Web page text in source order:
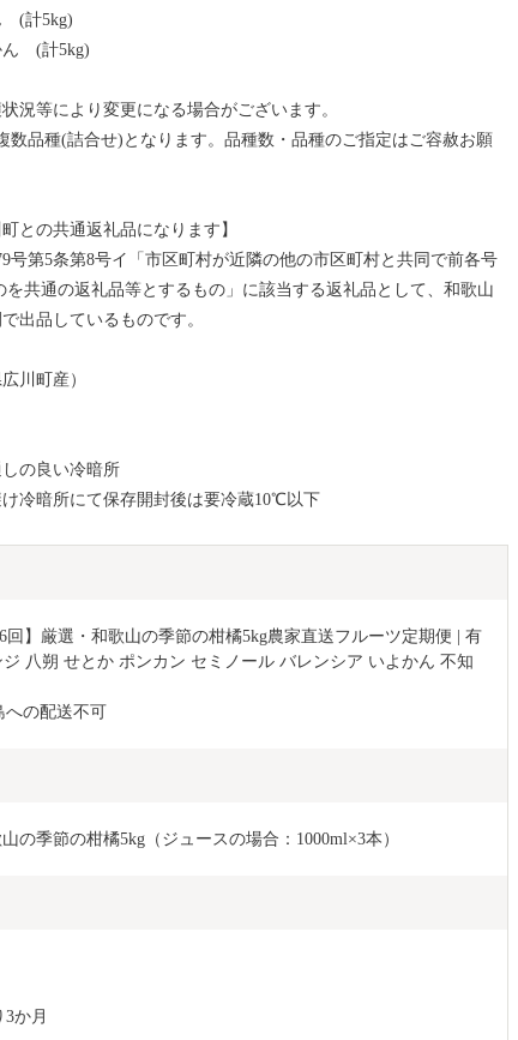
(計5kg)
ん (計5kg)
況等により変更になる場合がございます。
数品種(詰合せ)となります。品種数・品種のご指定はご容赦お願
との共通返礼品になります】
号第5条第8号イ「市区町村が近隣の他の市区町村と共同で前各号
を共通の返礼品等とするもの」に該当する返礼品として、和歌山
出品しているものです。
川町産）
の良い冷暗所
冷暗所にて保存開封後は要冷蔵10℃以下
回】厳選・和歌山の季節の柑橘5kg農家直送フルーツ定期便 | 有
八朔 せとか ポンカン セミノール バレンシア いよかん 不知
の配送不可
の季節の柑橘5kg（ジュースの場合：1000ml×3本）
か月